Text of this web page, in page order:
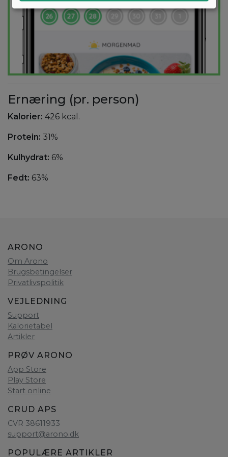
Ernæring (pr. person)
Kalorier: 426 kcal.
Protein: 31%
Kulhydrat: 6%
Fedt: 63%
ARONO
Om Arono
Brugsbetingelser
Privatlivspolitik
VEJLEDNING
Support
Kalorietabel
Artikler
PRØV ARONO
App Store
Play Store
Start online
CRUD APS
CVR 38611933
support@arono.dk
POPULÆRE ARTIKLER